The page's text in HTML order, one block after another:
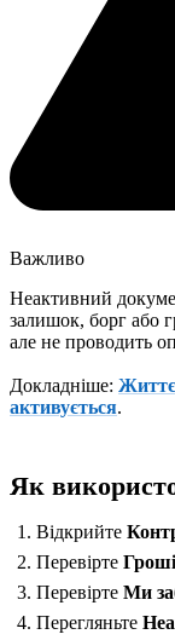
Важливо
Неактивний
залишок, борг або
але не проводить
Докладніше:
активується.
Як
Відкрийте
Перевірте Гроші
Перевірте Ми
Перегляньте